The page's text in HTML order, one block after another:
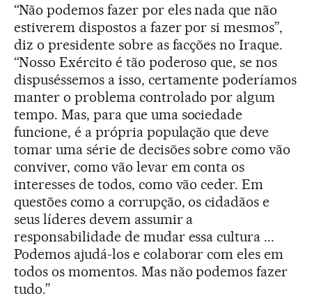
“Não podemos fazer por eles nada que não
estiverem dispostos a fazer por si mesmos”,
diz o presidente sobre as facções no Iraque.
“Nosso Exército é tão poderoso que, se nos
dispuséssemos a isso, certamente poderíamos
manter o problema controlado por algum
tempo. Mas, para que uma sociedade
funcione, é a própria população que deve
tomar uma série de decisões sobre como vão
conviver, como vão levar em conta os
interesses de todos, como vão ceder. Em
questões como a corrupção, os cidadãos e
seus líderes devem assumir a
responsabilidade de mudar essa cultura ...
Podemos ajudá-los e colaborar com eles em
todos os momentos. Mas não podemos fazer
tudo.”